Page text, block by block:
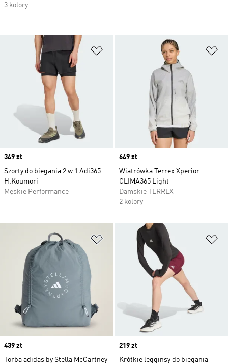
Dodaj do listy życzeń
Price
349 zł
Szorty do biegania 2 w 1 Adi365
H.Koumori
Męskie Performance
Price
649 zł
Wiatrówka Terrex Xperior
CLIMA365 Light
Damskie TERREX
2 kolory
Dodaj do listy życzeń
Price
439 zł
Torba adidas by Stella McCartney
Price
219 zł
Krótkie legginsy do biegania
3 kolory